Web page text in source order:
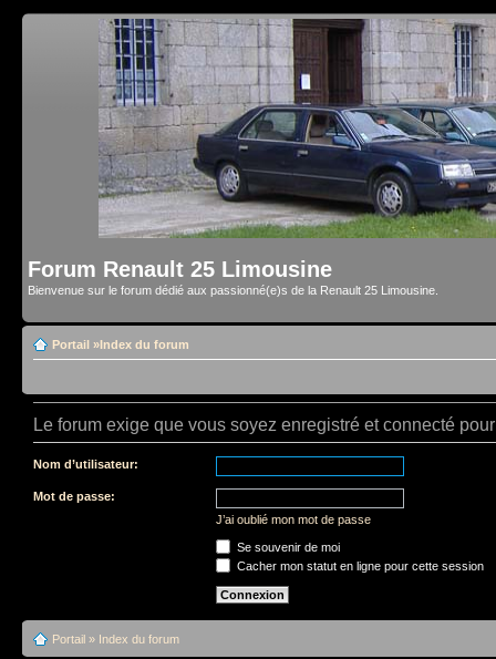
Forum Renault 25 Limousine
Bienvenue sur le forum dédié aux passionné(e)s de la Renault 25 Limousine.
Portail »Index du forum
Le forum exige que vous soyez enregistré et connecté
Nom d’utilisateur:
Mot de passe:
J’ai oublié mon mot de passe
Se souvenir de moi
Cacher mon statut en ligne pour cette session
Portail » Index du forum